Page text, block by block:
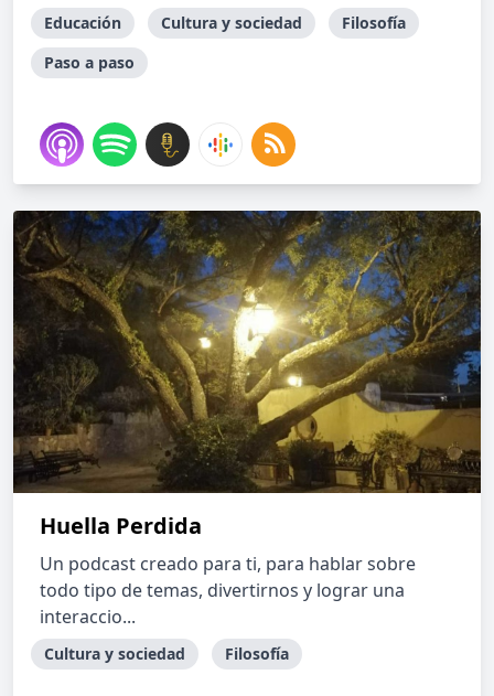
Educación Cultura y sociedad
Filosofía
Paso a paso
Huella Perdida
Un podcast creado para ti, para hablar sobre
todo tipo de temas, divertirnos y lograr una
interaccio...
Cultura y sociedad Filosofía